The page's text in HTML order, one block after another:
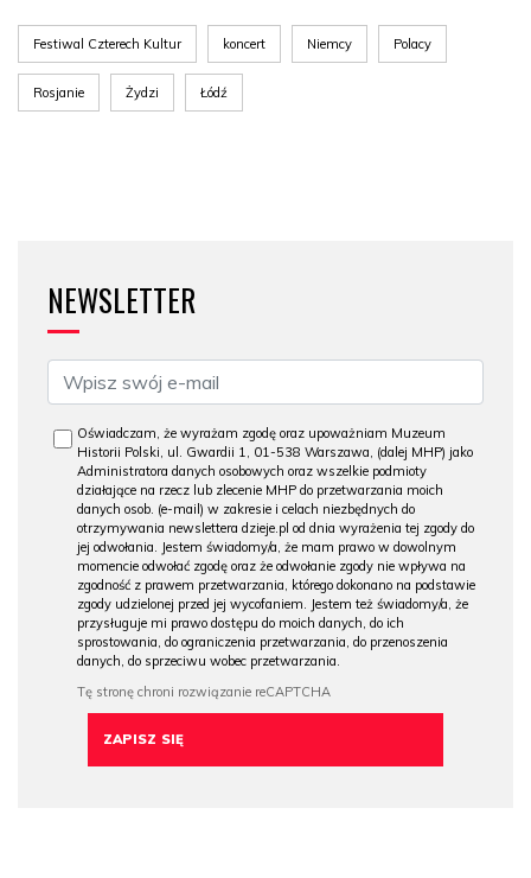
Festiwal Czterech Kultur koncert Niemcy Polacy
Rosjanie Żydzi Łódź
NEWSLETTER
Oświadczam, że wyrażam zgodę oraz upoważniam Muzeum
Historii Polski, ul. Gwardii 1, 01-538 Warszawa, (dalej MHP) jako
Administratora danych osobowych oraz wszelkie podmioty
działające na rzecz lub zlecenie MHP do przetwarzania moich
danych osob. (e-mail) w zakresie i celach niezbędnych do
otrzymywania newslettera dzieje.pl od dnia wyrażenia tej zgody do
jej odwołania. Jestem świadomy/a, że mam prawo w dowolnym
momencie odwołać zgodę oraz że odwołanie zgody nie wpływa na
zgodność z prawem przetwarzania, którego dokonano na podstawie
zgody udzielonej przed jej wycofaniem. Jestem też świadomy/a, że
przysługuje mi prawo dostępu do moich danych, do ich
sprostowania, do ograniczenia przetwarzania, do przenoszenia
danych, do sprzeciwu wobec przetwarzania.